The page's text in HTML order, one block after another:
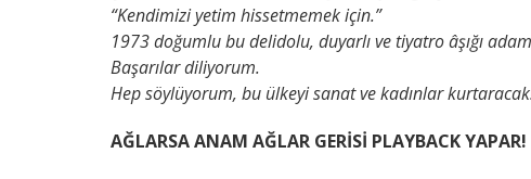
“Kendimizi yetim hissetmemek için.”
1973 doğumlu bu delidolu, duyarlı ve tiyatro âşığı
Başarılar diliyorum.
Hep söylüyorum, bu ülkeyi sanat ve kadınlar
AĞLARSA ANAM AĞLAR GERİSİ PLAYBACK YAPAR!